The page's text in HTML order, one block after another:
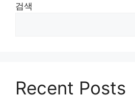
검색
Recent Posts